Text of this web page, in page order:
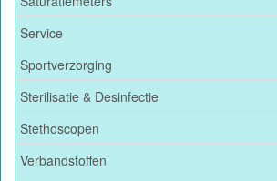
Service
Sportverzorging
Sterilisatie & Desinfectie
Stethoscopen
Verbandstoffen